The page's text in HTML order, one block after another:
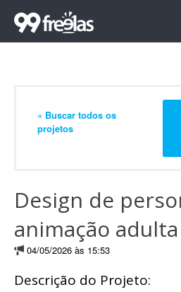
« Buscar todos os
projetos
Design de
animação adulta
04/05/2026 às 15:53
Descrição do Projeto: